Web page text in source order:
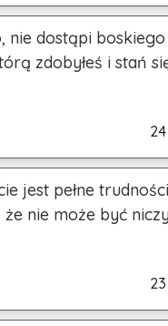
nie dostąpi boskiego
zdobyłeś i stań
24
jest pełne
nie może być
23